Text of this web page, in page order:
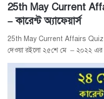
25th May Current
– কারেন্ট অ্যাফেয়ার্স
25th May Current Affairs Quiz
দেওয়া রইলো ২৫শে মে – ২০২২ এর